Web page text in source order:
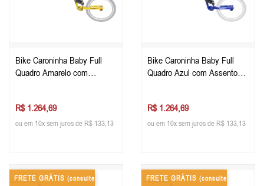
Bike Caroninha Baby Full
Quadro Amarelo com
R$ 1.264,69
ou em 10x sem juros de R$ 133,13
Bike Caroninha Baby Full
Quadro Azul com Assento
R$ 1.264,69
ou em 10x sem juros de R$ 133,13
FRETE GRÁTIS (consulte
FRETE GRÁTIS (consulte